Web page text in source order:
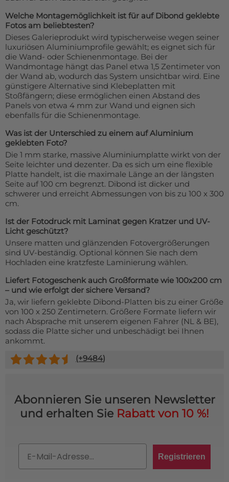
Welche Montagemöglichkeit ist für auf Dibond geklebte
Fotos am beliebtesten?
Dieses Galerieprodukt wird typischerweise wegen seiner
luxuriösen Aluminiumprofile gewählt; es eignet sich für
die Wand- oder Schienenmontage. Bei der
Wandmontage hängt das Panel etwa 1,5 Zentimeter von
der Wand ab, wodurch das System unsichtbar wird. Eine
günstigere Alternative sind Klebeplatten mit
Stoßfängern; diese ermöglichen einen Abstand des
Panels von etwa 4 mm zur Wand und eignen sich
ebenfalls für die Schienenmontage.
Was ist der Unterschied zu einem auf Aluminium
geklebten Foto?
Die 1 mm starke, massive Aluminiumplatte wirkt von der
Seite leichter und dezenter. Da es sich um eine flexible
Platte handelt, ist die maximale Länge an der längsten
Seite auf 100 cm begrenzt. Dibond ist dicker und
schwerer und erreicht Abmessungen von bis zu 100 x 300
cm.
Ist der Fotodruck mit Laminat gegen Kratzer und UV-
Licht geschützt?
Unsere matten und glänzenden Fotovergrößerungen
sind UV-beständig. Optional können Sie nach dem
Hochladen eine kratzfeste Laminierung wählen.
Liefert Fotogeschenk auch Großformate wie 100x200 cm
– und wie erfolgt der sichere Versand?
Ja, wir liefern geklebte Dibond-Platten bis zu einer Größe
von 100 x 250 Zentimetern. Größere Formate liefern wir
nach Absprache mit unserem eigenen Fahrer (NL & BE),
sodass die Platte sicher und unbeschädigt bei Ihnen
ankommt.
(+9484)
Abonnieren Sie unseren Newsletter
und erhalten Sie Rabatt von 10 %!
Registrieren